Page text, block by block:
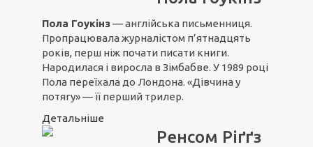
Пола Гоукінз— англійська письменниця.
Пропрацювала журналістом п’ятнадцять
років, перш ніж почати писати книги.
Народилася і виросла в Зімбабве. У 1989 році
Пола переїхала до Лондона. «Дівчина у
потягу» — її перший трилер.
Детальніше
Ренсом Ріґґз